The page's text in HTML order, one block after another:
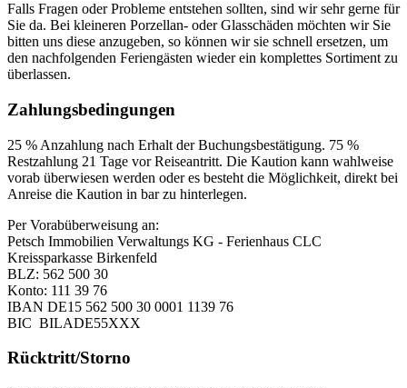
Falls Fragen oder Probleme entstehen sollten, sind wir sehr gerne für
Sie da. Bei kleineren Porzellan- oder Glasschäden möchten wir Sie
bitten uns diese anzugeben, so können wir sie schnell ersetzen, um
den nachfolgenden Feriengästen wieder ein komplettes Sortiment zu
überlassen.
Zahlungsbedingungen
25 % Anzahlung nach Erhalt der Buchungsbestätigung. 75 %
Restzahlung 21 Tage vor Reiseantritt. Die Kaution kann wahlweise
vorab überwiesen werden oder es besteht die Möglichkeit, direkt bei
Anreise die Kaution in bar zu hinterlegen.
Per Vorabüberweisung an:
Petsch Immobilien Verwaltungs KG - Ferienhaus CLC
Kreissparkasse Birkenfeld
BLZ: 562 500 30
Konto: 111 39 76
IBAN DE15 562 500 30 0001 1139 76
BIC BILADE55XXX
Rücktritt/Storno